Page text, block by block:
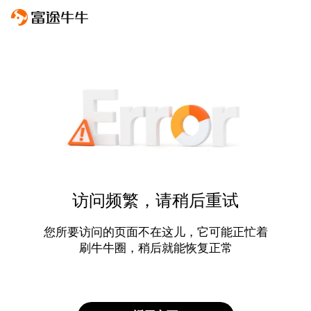
访问频繁，请稍后重试
您所要访问的页面不在这儿，它可能正忙着
刷牛牛圈，稍后就能恢复正常